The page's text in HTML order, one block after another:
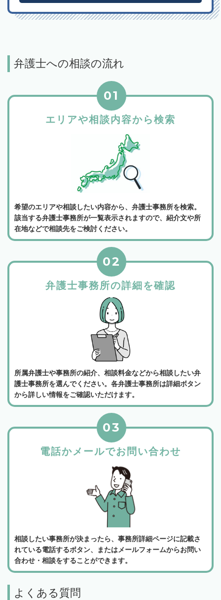
弁護士への相談の流れ
エリアや相談内容から検索
01
希望のエリアや相談したい内容から、弁護士事務所を検索。
該当する弁護士事務所が一覧表示されますので、紹介文や所
在地などで相談先をご検討ください。
弁護士事務所の詳細を確認
02
所属弁護士や事務所の紹介、相談料金などから相談したい弁
護士事務所を選んでください。各弁護士事務所は詳細ボタン
から詳しい情報をご確認いただけます。
電話かメールでお問い合わせ
03
相談したい事務所が決まったら、事務所詳細ページに記載さ
れている電話するボタン、またはメールフォームからお問い
合わせ・相談をすることができます。
よくある質問